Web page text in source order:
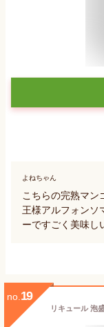
よねちゃん
こちらの完熟マン
王様アルフォンソ
ーですごく美味し
no. 19